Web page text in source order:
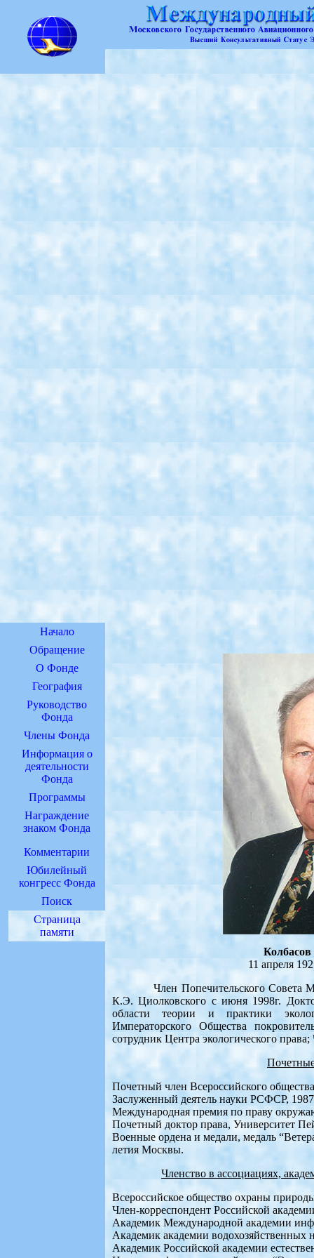
Начало
Обращение
О Фонде
География
Руководство
Фонда
Члены Фонда
Информация о
деятельности
Фонда
Программы
Награждение
знаком Фонда
Комментарии
Юбилейный
конгресс Фонда
Поиск
Страница
памяти
11 апреля
Член Попечительского Совета
К.Э. Циолковского с июня 1998г.
области теории и практики
Императорского Общества
сотрудник Центра экологического
Почетный член Всероссийского
Заслуженный деятель науки РСФСР,
Международная премия по праву
Почетный доктор права, Университет
Военные ордена и медали, медаль
летия Москвы.
Членство в ассоциациях,
Всероссийское общество охраны
Член-корреспондент Российской
Академик Международной академии
Академик академии водохозяйственных
Академик Российской академии